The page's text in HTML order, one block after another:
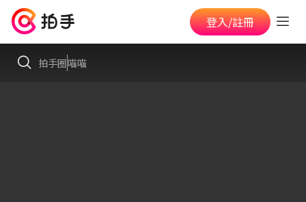
登入/註冊
拍手圈喵喵